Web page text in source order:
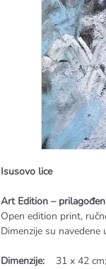
Isusovo lice
Art Edition –
Open edition print,
Dimenzije su
Dimenzije: 31 x 42